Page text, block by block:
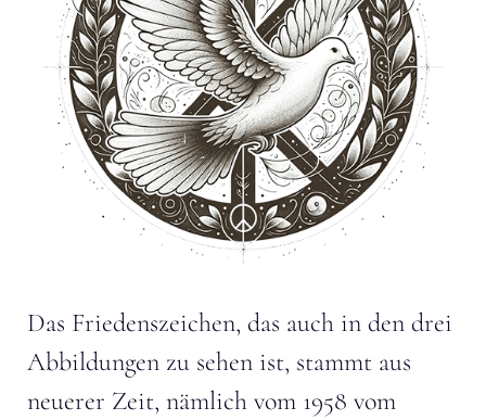
Das Friedenszeichen, das auch in den drei
Abbildungen zu sehen ist, stammt aus
neuerer Zeit, nämlich vom 1958 vom